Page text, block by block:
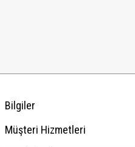
Bilgiler
Müşteri Hizmetleri